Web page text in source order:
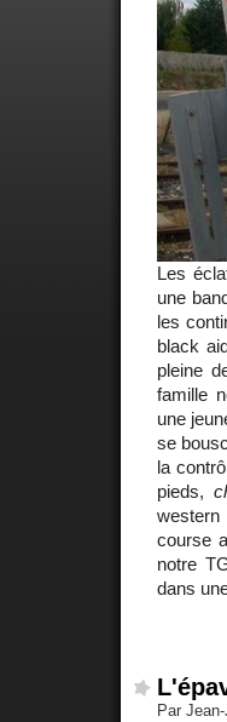
Les
une
les
black
pleine
famille
une
se
la
pieds,
course
notre
dans
Par